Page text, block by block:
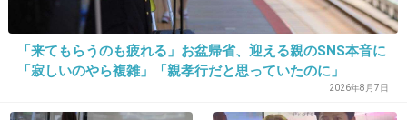
ドレスも、さりげなく竹柄だったら
評価したのになーw
「来てもらうのも疲れる」お盆帰省、迎える親のSNS本音に
「寂しいのやら複雑」「親孝行だと思っていたのに」
2026年8月7日